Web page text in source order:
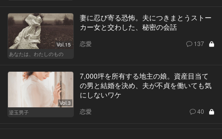
Vol.15
あなたは、わたしのもの
妻に忍び寄る恐怖。夫につきまとうストー
カー女と交わした、秘密の会話
恋愛 137
Vol.3
逆玉男子
7,000坪を所有する地主の娘。資産目当て
の男と結婚を決め、夫が不貞を働いても気
にしないワケ
恋愛 40